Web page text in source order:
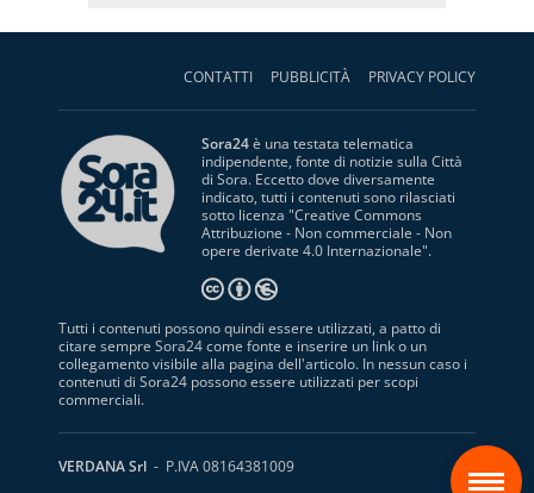
CONTATTI PUBBLICITÀ PRIVACY POLICY
Sora24è una testata telematica
indipendente, fonte di notizie sulla Città
di Sora. Eccetto dove diversamente
indicato, tutti i contenuti sono rilasciati
sotto licenza "Creative Commons
Attribuzione - Non commerciale - Non
opere derivate 4.0 Internazionale".
Tutti i contenuti possono quindi essere utilizzati, a patto di
citare sempre Sora24 come fonte e inserire un link o un
collegamento visibile alla pagina dell'articolo. In nessun caso i
contenuti di Sora24 possono essere utilizzati per scopi
commerciali.
VERDANA Srl - P.IVA 08164381009